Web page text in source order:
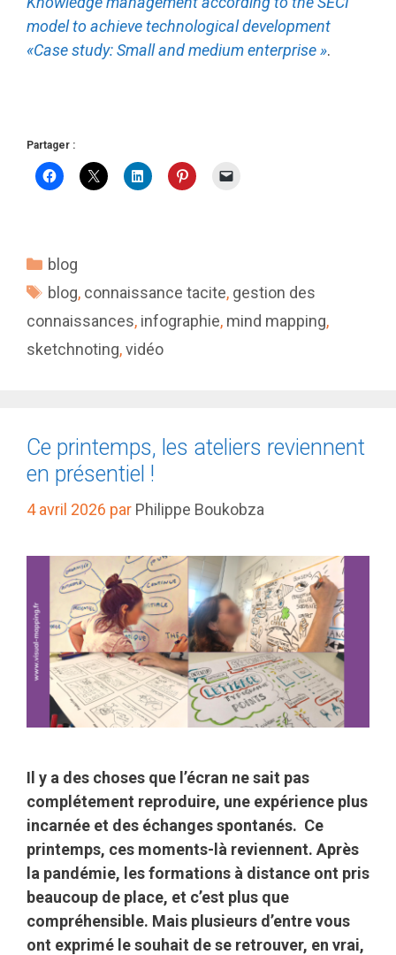
model to achieve technological development
«Case study: Small and medium enterprise ».
Partager :
Catégories
blog
Étiquettes
blog, connaissance tacite, gestion des
connaissances, infographie, mind mapping,
sketchnoting,vidéo
Ce printemps, les ateliers reviennent
en présentiel !
4 avril 2026 par Philippe Boukobza
Il y a des choses que l’écran ne sait pas
complétement reproduire, une expérience plus
incarnée et des échanges spontanés. Ce
printemps, ces moments-là reviennent. Après
la pandémie, les formations à distance ont pris
beaucoup de place, et c’est plus que
compréhensible. Mais plusieurs d’entre vous
ont exprimé le souhait de se retrouver, en vrai,